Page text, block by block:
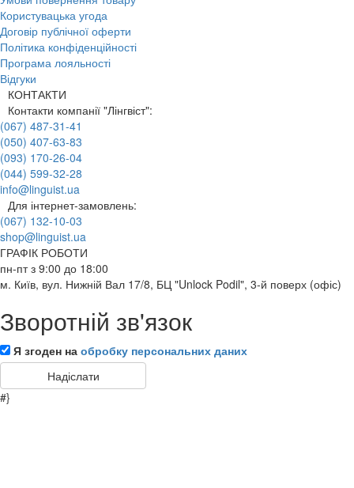
Користувацька угода
Договір публічної оферти
Політика конфіденційності
Програма лояльності
Відгуки
КОНТАКТИ
Контакти компанії "Лінгвіст":
(067) 487-31-41
(050) 407-63-83
(093) 170-26-04
(044) 599-32-28
info@linguist.ua
Для інтернет-замовлень:
(067) 132-10-03
shop@linguist.ua
ГРАФІК РОБОТИ
пн-пт з 9:00 до 18:00
м. Київ, вул. Нижній Вал 17/8, БЦ "Unlock Podil", 3-й поверх (офіс)
Зворотній зв'язок
Я згоден на обробку персональних даних
#}